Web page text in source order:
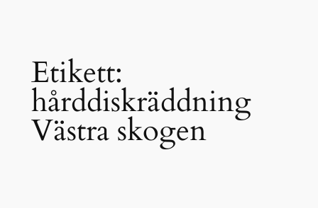
Etikett:
hårddiskräddning
Västra skogen